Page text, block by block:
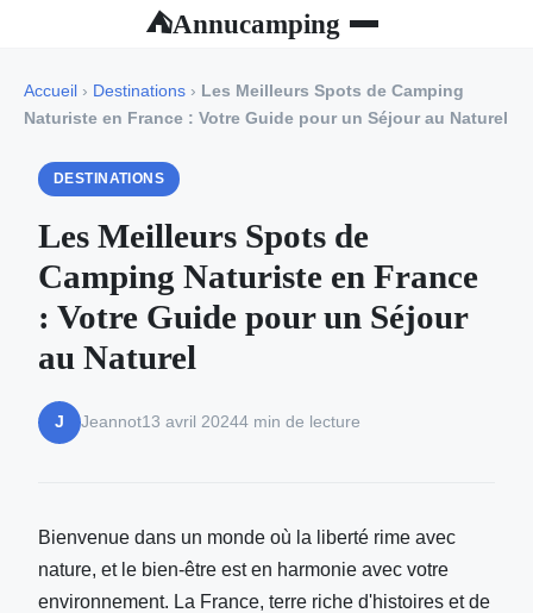
⛺Annucamping
Accueil › Destinations › Les Meilleurs Spots de Camping
Naturiste en France : Votre Guide pour un Séjour au Naturel
DESTINATIONS
Les Meilleurs Spots de
Camping Naturiste en France
: Votre Guide pour un Séjour
au Naturel
J Jeannot13 avril 20244 min de lecture
Bienvenue dans un monde où la liberté rime avec
nature, et le bien-être est en harmonie avec votre
environnement. La France, terre riche d'histoires et de